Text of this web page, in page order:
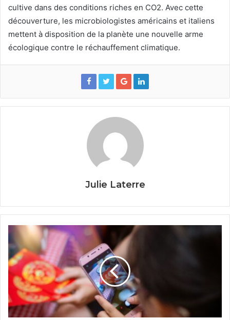
cultive dans des conditions riches en ‍CO2. Avec cette
découverture, les microbiologistes américains et italiens
mettent à disposition de la planète une nouvelle arme
écologique contre le réchauffement climatique.
Julie Laterre